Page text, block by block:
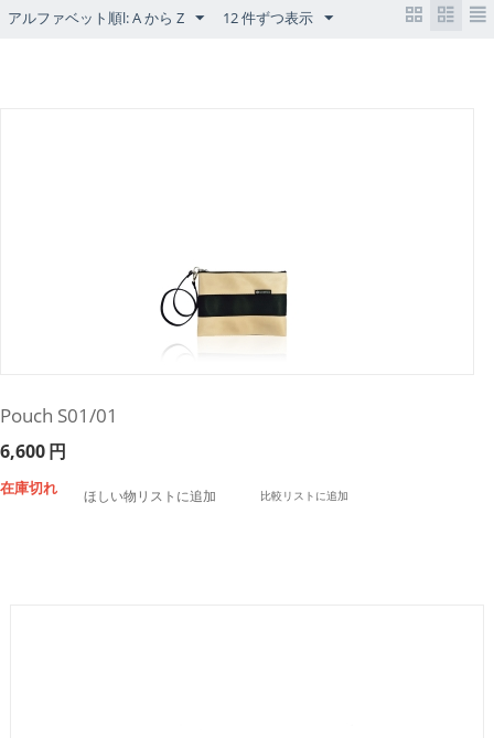
アルファベット順l: A から Z 12 件ずつ表示
Pouch S01/01
6,600円
在庫切れ ほしい物リストに追加 比較リストに追加